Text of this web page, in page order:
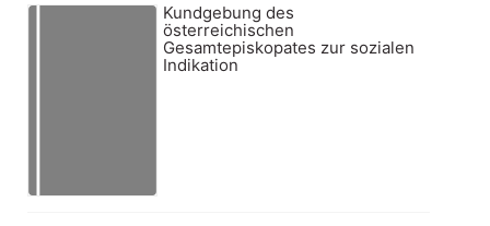
Kundgebung des
österreichischen
Gesamtepiskopates zur sozialen
Indikation